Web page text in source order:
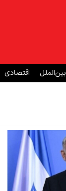
بین‌الملل اقتصادی